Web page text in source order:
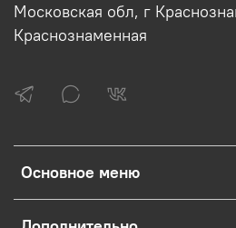
Основное меню
Московская обл, г
Краснознаменная